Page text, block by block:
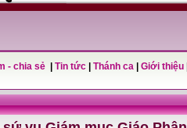
- chia sẻ Tin tức Thánh ca Giới thiệu